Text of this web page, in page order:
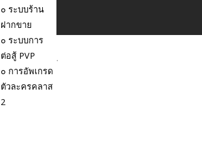
๐ ระบบร้าน
ฝากขาย
๐ ระบบการ
ต่อสู้ PVP
๐ การอัพเกรด
ตัวละครคลาส
2
.